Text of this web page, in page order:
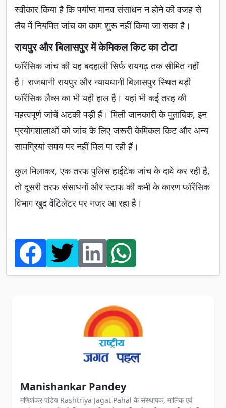
स्वीकार किया है कि पर्याप्त मानव संसाधन न होने की वजह से
लैब में नियमित जांच का काम शुरू नहीं किया जा सका है।
रायपुर और बिलासपुर में केमिकल किट का टोटा
फॉरेंसिक जांच की यह बदहाली सिर्फ रायगढ़ तक सीमित नहीं
है। राजधानी रायपुर और न्यायधानी बिलासपुर स्थित बड़ी
फॉरेंसिक लैब्स का भी यही हाल है। यहां भी कई तरह की
महत्वपूर्ण जांचें अटकी पड़ी हैं। मिली जानकारी के मुताबिक, इन
प्रयोगशालाओं को जांच के लिए जरूरी केमिकल किट और अन्य
सामग्रियां समय पर नहीं मिल पा रही हैं।
कुल मिलाकर, एक तरफ पुलिस हाईटेक जांच के दावे कर रही है,
तो दूसरी तरफ संसाधनों और स्टाफ की कमी के कारण फॉरेंसिक
विभाग खुद वेंटिलेटर पर नजर आ रहा है।
Manishankar Pandey
मणिशंकर पांडेय Rashtriya Jagat Pahal के संस्थापक, मालिक एवं